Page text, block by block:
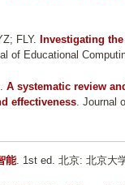
FLY. Investigating
of Educational
. A systematic review
effectiveness. Journal
能. 1st ed. 北京: 北京大